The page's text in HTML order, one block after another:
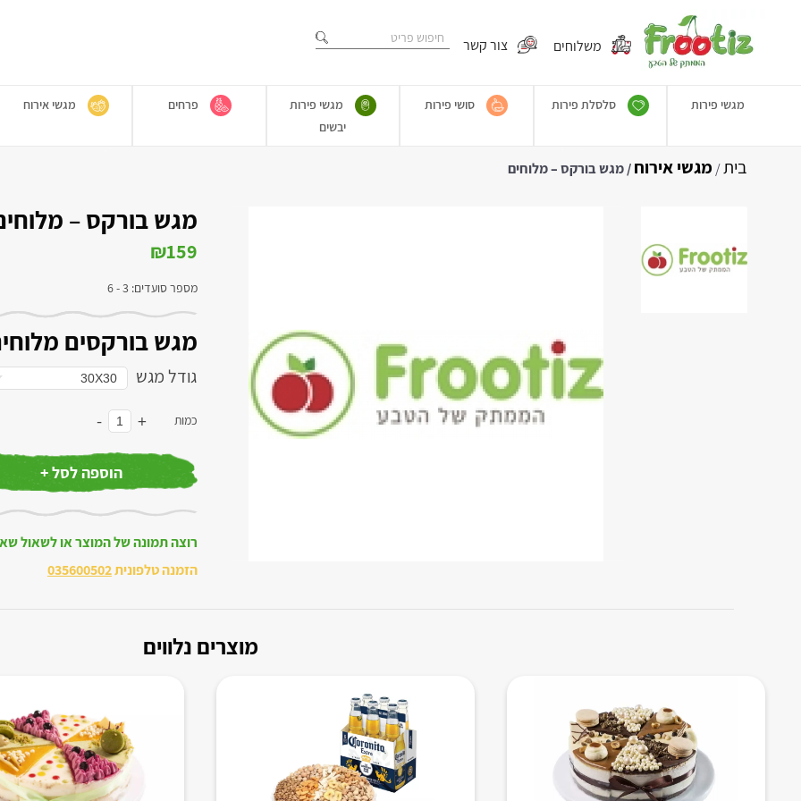
משלוחים צור קשר
מגשי פירות סלסלת פירות סושי פירות
מגשי פירות
יבשים
פרחים מגשי אירוח
בית/ מגשי אירוח/ מגש בורקס – מלוחים
מגש בורקס –
₪159
מספר סועדים: 3 - 6
מגש בורקסים
גודל מגש
כמות +
-
הוספה לסל +
רוצה תמונה של המוצר או לשאול
הזמנה טלפונית035600502
מוצרים נלווים